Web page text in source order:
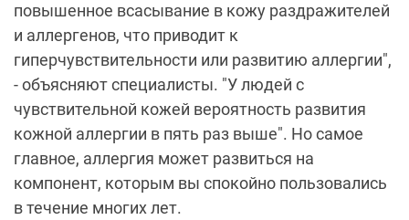
повышенное всасывание в кожу раздражителей
и аллергенов, что приводит к
гиперчувствительности или развитию аллергии",
- объясняют специалисты. "У людей с
чувствительной кожей вероятность развития
кожной аллергии в пять раз выше". Но самое
главное, аллергия может развиться на
компонент, которым вы спокойно пользовались
в течение многих лет.